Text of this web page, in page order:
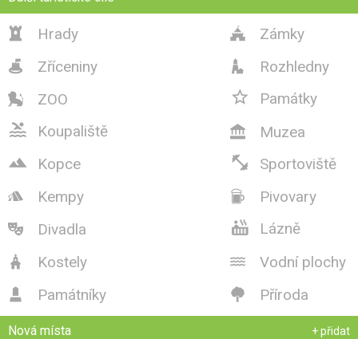
 Hrady  Zámky
 Zříceniny  Rozhledny
 ZOO  Památky
 Koupaliště  Muzea
 Kopce  Sportoviště
 Kempy  Pivovary
 Divadla  Lázně
 Kostely  Vodní plochy
 Památníky  Příroda
Nová místa + přidat